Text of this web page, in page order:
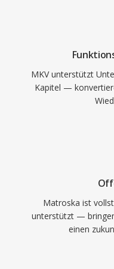
Austauschformat
macht. Die
dass jeder
Schreiben ohne
implementieren
Verbreitung in
und Encoding-
kapseln, hat
MKV unterstützt
Kapitel —
Matroska ist
unterstützt —
einen